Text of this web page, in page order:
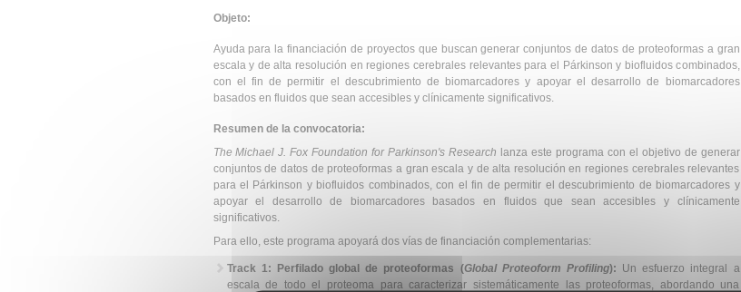
Objeto:
Ayuda para la financiación de proyectos que buscan generar conjuntos de datos de proteoformas a gran
escala y de alta resolución en regiones cerebrales relevantes para el Párkinson y biofluidos combinados,
con el fin de permitir el descubrimiento de biomarcadores y apoyar el desarrollo de biomarcadores
basados en fluidos que sean accesibles y clínicamente significativos.
Resumen de la convocatoria:
The Michael J. Fox Foundation for Parkinson's Research lanza este programa con el objetivo de generar
conjuntos de datos de proteoformas a gran escala y de alta resolución en regiones cerebrales relevantes
para el Párkinson y biofluidos combinados, con el fin de permitir el descubrimiento de biomarcadores y
apoyar el desarrollo de biomarcadores basados en fluidos que sean accesibles y clínicamente
significativos.
Para ello, este programa apoyará dos vías de financiación complementarias:
Track 1: Perfilado global de proteoformas (Global Proteoform Profiling): Un esfuerzo integral a
escala de todo el proteoma para caracterizar sistemáticamente las proteoformas, abordando una